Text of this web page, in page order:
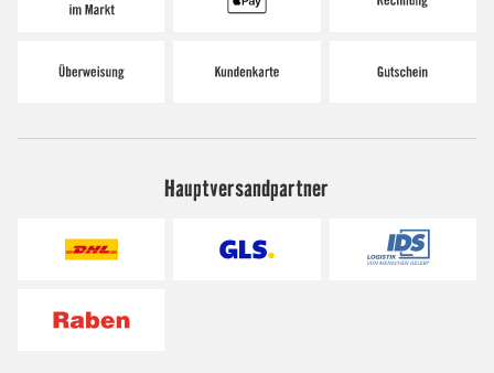
Hauptversandpartner